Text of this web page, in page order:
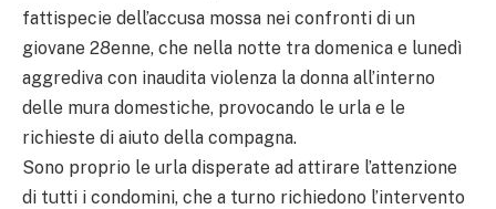
fattispecie dell’accusa mossa nei confronti di un
giovane 28enne, che nella notte tra domenica e lunedì
aggrediva con inaudita violenza la donna all’interno
delle mura domestiche, provocando le urla e le
richieste di aiuto della compagna.
Sono proprio le urla disperate ad attirare l’attenzione
di tutti i condomini, che a turno richiedono l’intervento